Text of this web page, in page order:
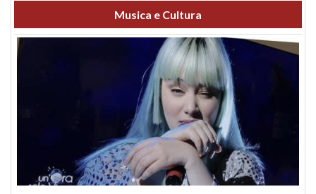
Musica e Cultura